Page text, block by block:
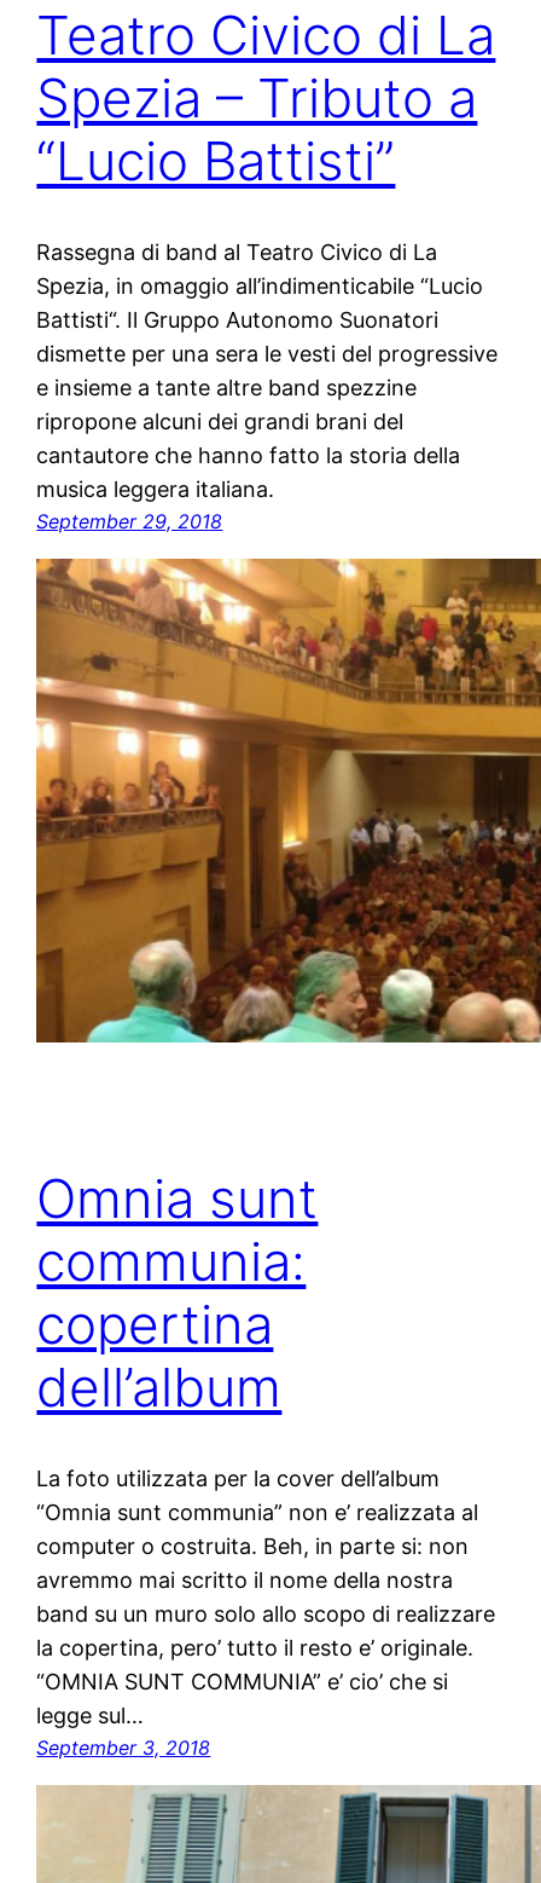
Teatro Civico di La
Spezia – Tributo a
“Lucio Battisti”
Rassegna di band al Teatro Civico di La
Spezia, in omaggio all’indimenticabile “Lucio
Battisti“. Il Gruppo Autonomo Suonatori
dismette per una sera le vesti del progressive
e insieme a tante altre band spezzine
ripropone alcuni dei grandi brani del
cantautore che hanno fatto la storia della
musica leggera italiana.
September 29, 2018
Omnia sunt
communia:
copertina
dell’album
La foto utilizzata per la cover dell’album
“Omnia sunt communia” non e’ realizzata al
computer o costruita. Beh, in parte si: non
avremmo mai scritto il nome della nostra
band su un muro solo allo scopo di realizzare
la copertina, pero’ tutto il resto e’ originale.
“OMNIA SUNT COMMUNIA” e’ cio’ che si
legge sul…
September 3, 2018